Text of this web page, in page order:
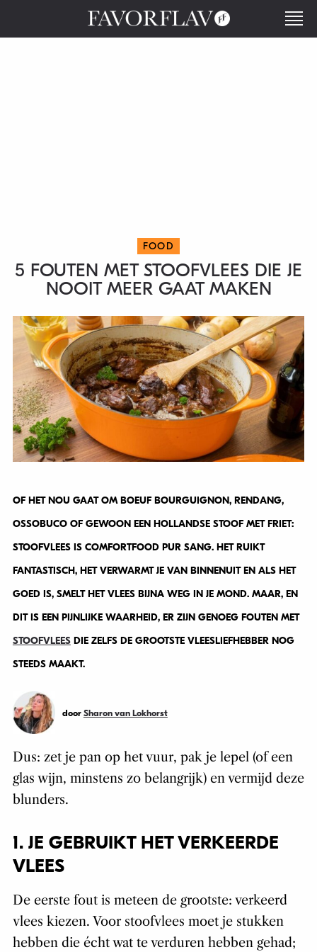
FOOD
5 FOUTEN MET STOOFVLEES DIE JE
NOOIT MEER GAAT MAKEN
OF HET NOU GAAT OM BOEUF BOURGUIGNON, RENDANG,
OSSOBUCO OF GEWOON EEN HOLLANDSE STOOF MET FRIET:
STOOFVLEES IS COMFORTFOOD PUR SANG. HET RUIKT
FANTASTISCH, HET VERWARMT JE VAN BINNENUIT EN ALS HET
GOED IS, SMELT HET VLEES BIJNA WEG IN JE MOND. MAAR, EN
DIT IS EEN PIJNLIJKE WAARHEID, ER ZIJN GENOEG FOUTEN MET
STOOFVLEESDIE ZELFS DE GROOTSTE VLEESLIEFHEBBER NOG
STEEDS MAAKT.
door Sharon van Lokhorst
Dus: zet je pan op het vuur, pak je lepel (of een
glas wijn, minstens zo belangrijk) en vermijd deze
blunders.
1. JE GEBRUIKT HET VERKEERDE
VLEES
De eerste fout is meteen de grootste: verkeerd
vlees kiezen. Voor stoofvlees moet je stukken
hebben die écht wat te verduren hebben gehad;